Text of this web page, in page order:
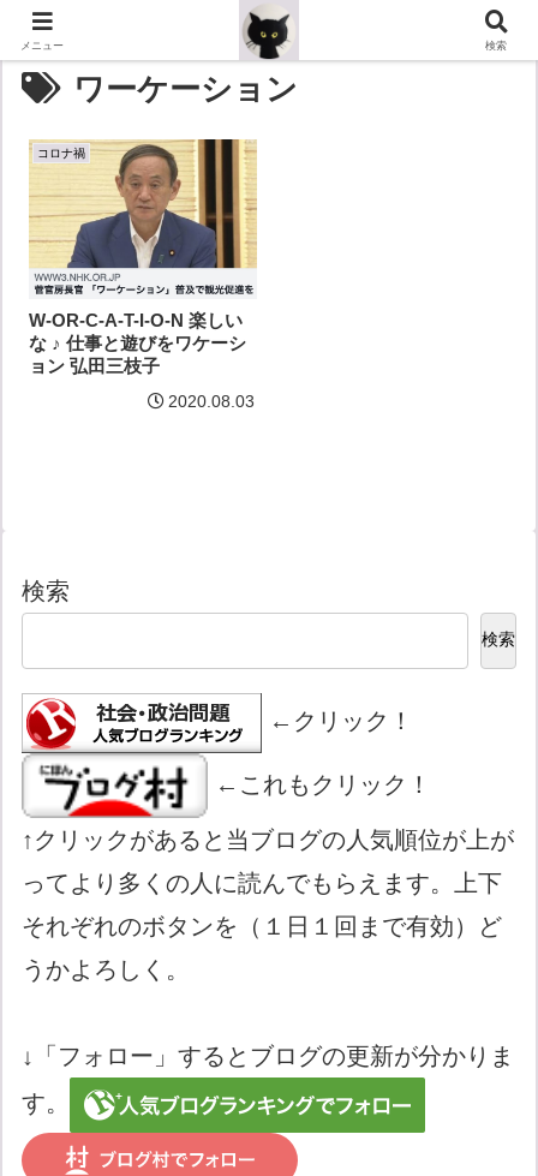
ワーケーション
コロナ禍
W-OR-C-A-T-I-O-N 楽しい
な ♪ 仕事と遊びをワケーシ
ョン 弘田三枝子
2020.08.03
検索
検索
←クリック！
←これもクリック！
↑クリックがあると当ブログの人気順位が上が
ってより多くの人に読んでもらえます。上下
それぞれのボタンを（１日１回まで有効）ど
うかよろしく。
↓「フォロー」するとブログの更新が分かりま
す。
メニュー 検索